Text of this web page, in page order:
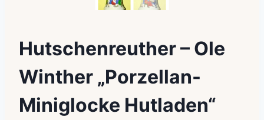
Hutschenreuther – Ole
Winther „Porzellan-
Miniglocke Hutladen“